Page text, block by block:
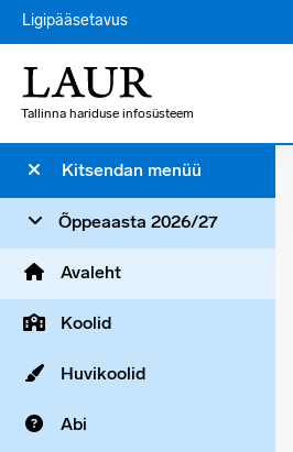
Ligipääsetavus
Tallinna hariduse infosüsteem
Kitsendan menüü
Õppeaasta 2026/27
Avaleht
Koolid
Huvikoolid
Abi